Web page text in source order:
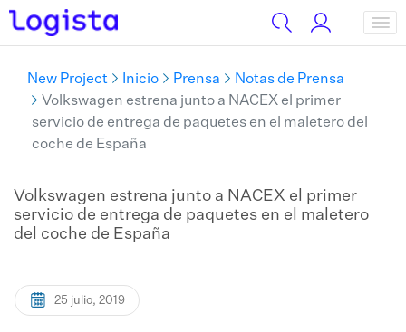
New Project Inicio Prensa
Notas de Prensa
Volkswagen estrena junto a NACEX el primer
servicio de entrega de paquetes en el maletero del
coche de España
Volkswagen estrena junto a NACEX el primer
servicio de entrega de paquetes en el maletero
del coche de España
25 julio, 2019